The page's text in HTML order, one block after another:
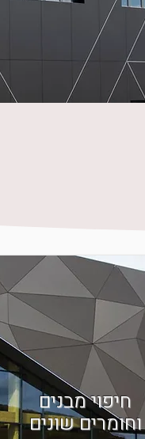
חיפוי מבנים
וחומרים שונים